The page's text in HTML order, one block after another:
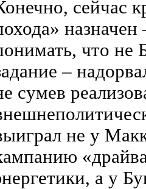
сейчас
что не
–
сумев
не у
а у